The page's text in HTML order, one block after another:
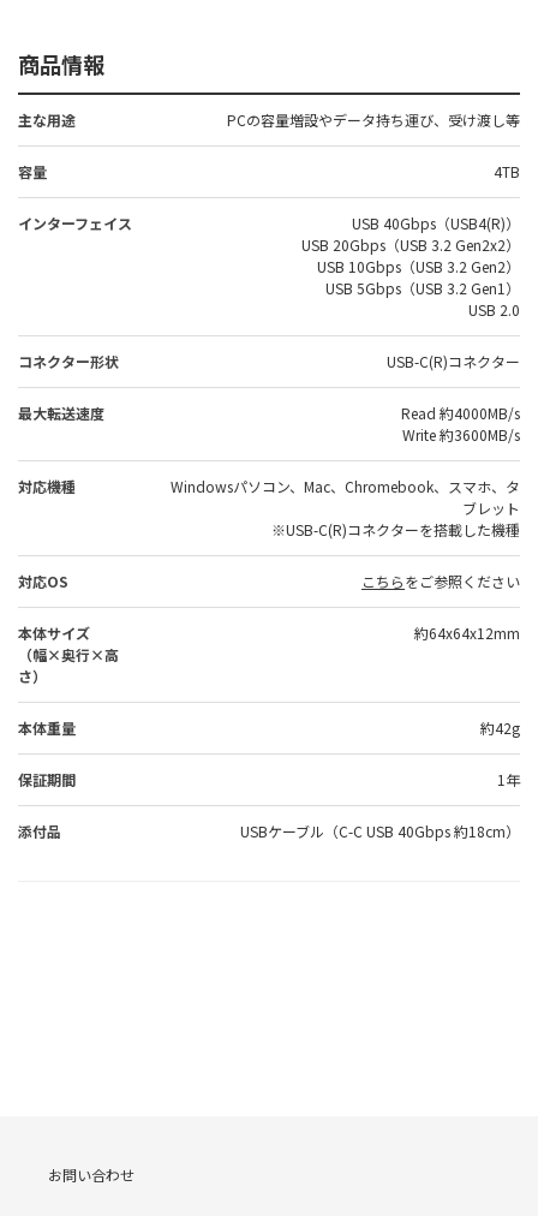
商品情報
主な用途 PCの容量増設やデータ持ち運び、受け渡し等
容量 4TB
インターフェイス
USB 40Gbps（USB4(R)）
USB 20Gbps（USB 3.2 Gen2x2）
USB 10Gbps（USB 3.2 Gen2）
USB 5Gbps（USB 3.2 Gen1）
USB 2.0
コネクター形状 USB-C(R)コネクター
最大転送速度
Read 約4000MB/s
Write 約3600MB/s
対応機種
Windowsパソコン、Mac、Chromebook、スマホ、タ
ブレット
※USB-C(R)コネクターを搭載した機種
対応OS こちらをご参照ください
本体サイズ
（幅×奥行×高
さ）
約64x64x12mm
本体重量 約42g
保証期間 1年
添付品 USBケーブル（C-C USB 40Gbps 約18cm）
お問い合わせ